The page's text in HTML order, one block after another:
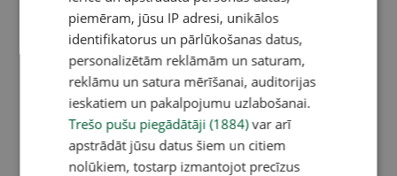
piemēram, jūsu IP adresi, unikālos
identifikatorus un pārlūkošanas datus,
personalizētām reklāmām un saturam,
reklāmu un satura mērīšanai, auditorijas
ieskatiem un pakalpojumu uzlabošanai.
Trešo pušu piegādātāji (1884)var arī
apstrādāt jūsu datus šiem un citiem
nolūkiem, tostarp izmantojot precīzus